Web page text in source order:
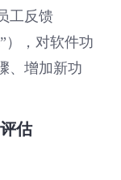
工反馈
），对软件功
、增加新功
估